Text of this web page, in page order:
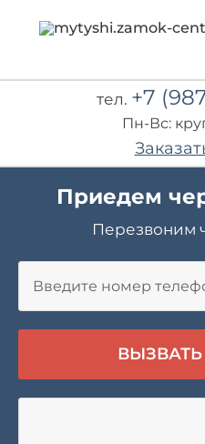
тел. +7
Пн-Вс:
Приедем
Перезвоним